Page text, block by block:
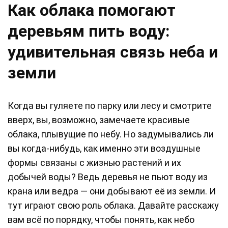
Как облака помогают
деревьям пить воду:
удивительная связь неба и
земли
Когда вы гуляете по парку или лесу и смотрите
вверх, вы, возможно, замечаете красивые
облака, плывущие по небу. Но задумывались ли
вы когда-нибудь, как именно эти воздушные
формы связаны с жизнью растений и их
добычей воды? Ведь деревья не пьют воду из
крана или ведра — они добывают её из земли. И
тут играют свою роль облака. Давайте расскажу
вам всё по порядку, чтобы понять, как небо